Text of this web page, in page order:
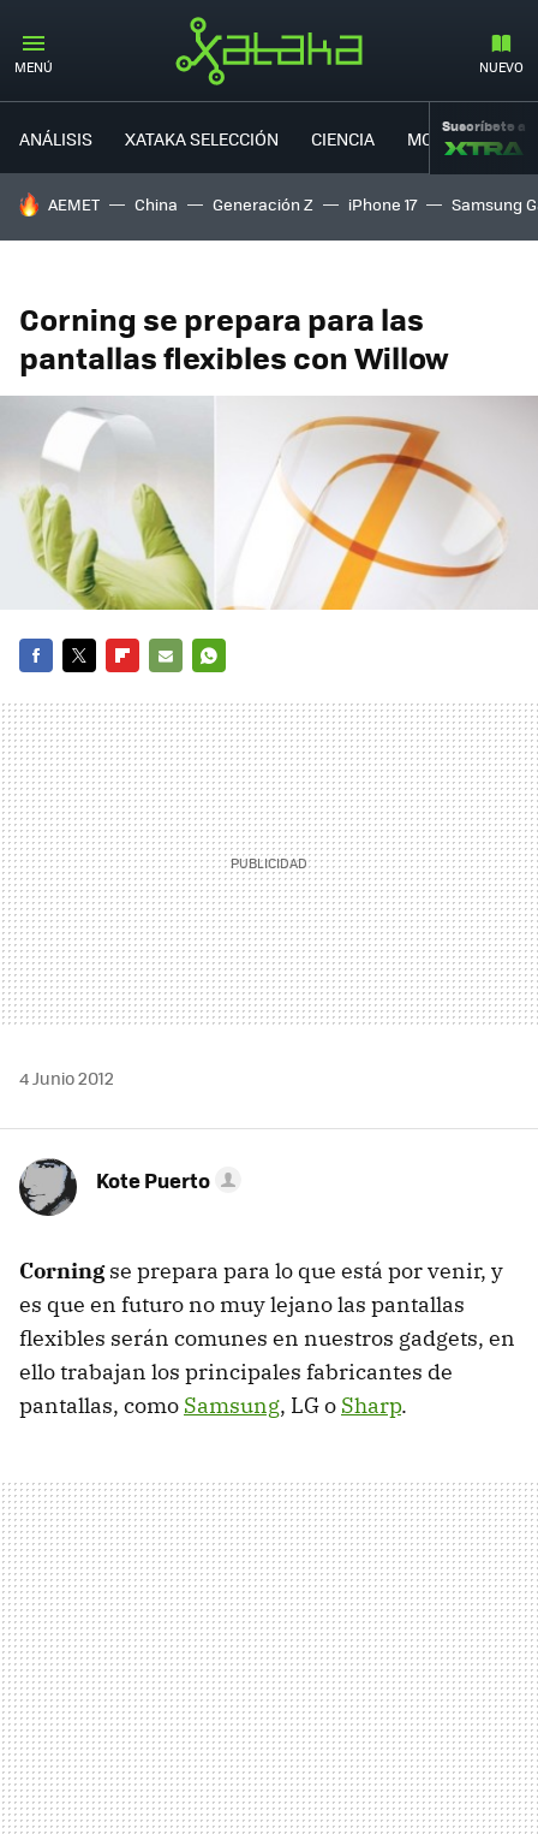
MENÚ NUEVO
ANÁLISIS XATAKA SELECCIÓN CIENCIA MOVILIDAD
Suscríbete a
HOY SE HABLA DE
AEMET China Generación Z iPhone 17 Samsung
Corning se prepara para las
pantallas flexibles con Willow
MAIL
4 Junio 2012
Kote Puerto
Corningse prepara para lo que está por venir, y
es que en futuro no muy lejano las pantallas
flexibles serán comunes en nuestros gadgets, en
ello trabajan los principales fabricantes de
pantallas, como Samsung, LG o Sharp.